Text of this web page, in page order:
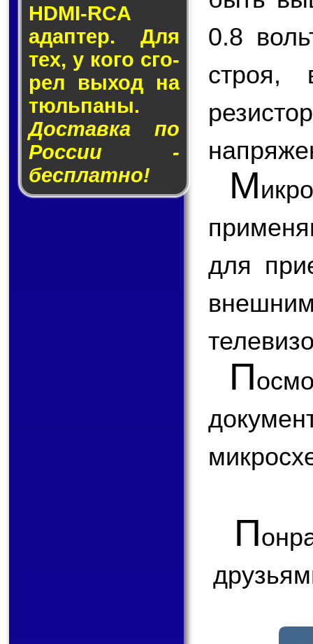
HDMI-RCA
адап­тер. Для
тех, у кого сго­
рел вы­ход на
тюль­па­ны.
Доставка по
России -
бесплатно!
0.8
строя,
М
для
П
П